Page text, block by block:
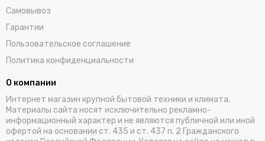
Самовывоз
Гарантии
Пользовательское соглашение
Политика конфиденциальности
О компании
Интернет магазин крупной бытовой техники и климата.
Материалы сайта носят исключительно рекламно-
информационный характер и не являются публичной или иной
офертой на основании ст. 435 и ст. 437 п. 2 Гражданского